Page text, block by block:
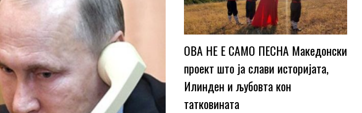
ОВА НЕ Е САМО ПЕСНА Македонски
проект што ја слави историјата,
Илинден и љубовта кон
татковината